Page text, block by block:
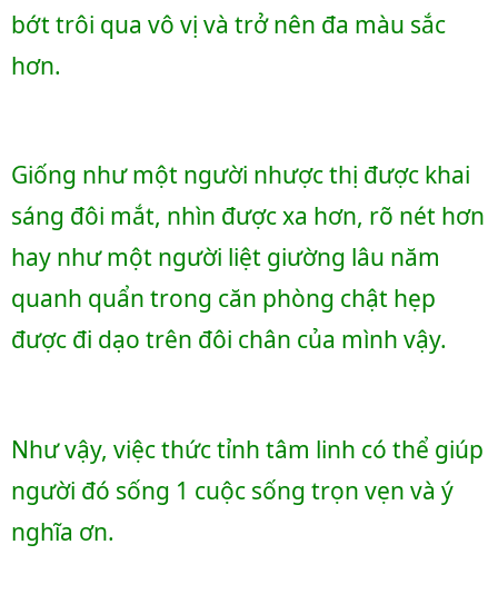
bớt trôi qua vô vị và trở nên đa màu sắc
hơn.
Giống như một người nhược thị được khai
sáng đôi mắt, nhìn được xa hơn, rõ nét hơn
hay như một người liệt giường lâu năm
quanh quẩn trong căn phòng chật hẹp
được đi dạo trên đôi chân của mình vậy.
Như vậy, việc thức tỉnh tâm linh có thể giúp
người đó sống 1 cuộc sống trọn vẹn và ý
nghĩa ơn.